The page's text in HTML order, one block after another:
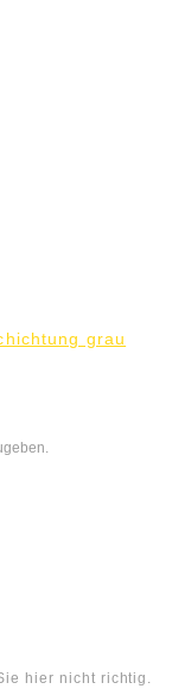
grau
hier nicht richtig.